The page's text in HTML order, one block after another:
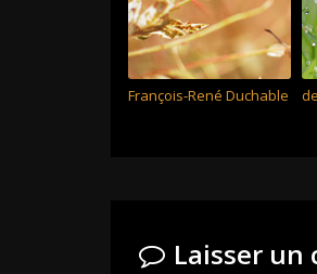
François-René Duchable
Laisser un